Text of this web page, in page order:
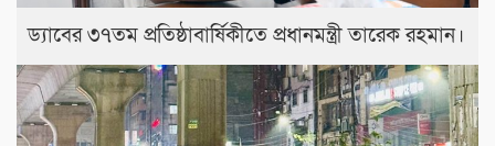
ড্যাবের ৩৭তম প্রতিষ্ঠাবার্ষিকীতে প্রধানমন্ত্রী তারেক রহমান।